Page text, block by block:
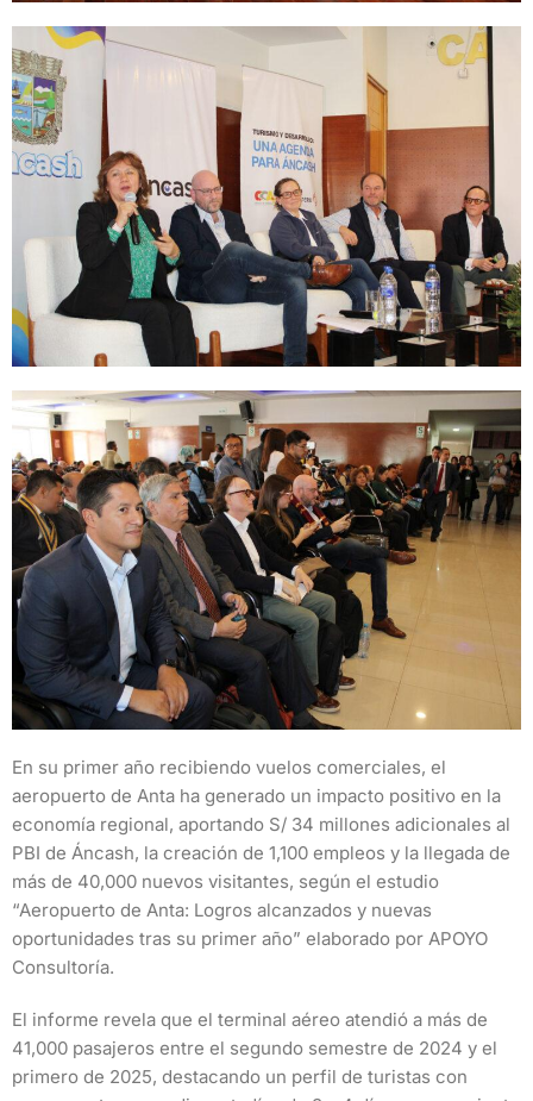
En su primer año recibiendo vuelos comerciales, el
aeropuerto de Anta ha generado un impacto positivo en la
economía regional, aportando S/ 34 millones adicionales al
PBI de Áncash, la creación de 1,100 empleos y la llegada de
más de 40,000 nuevos visitantes, según el estudio
“Aeropuerto de Anta: Logros alcanzados y nuevas
oportunidades tras su primer año” elaborado por APOYO
Consultoría.
El informe revela que el terminal aéreo atendió a más de
41,000 pasajeros entre el segundo semestre de 2024 y el
primero de 2025, destacando un perfil de turistas con